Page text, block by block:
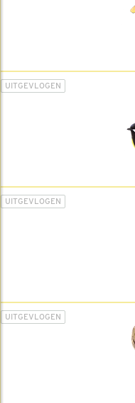
UITGEVLOGEN
UITGEVLOGEN
UITGEVLOGEN